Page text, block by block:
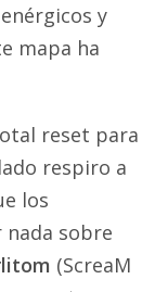
y
mapa ha
reset para
respiro a
los
nada sobre
(ScreaM